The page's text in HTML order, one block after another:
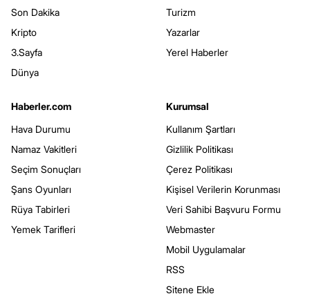
Son Dakika
Kripto
3.Sayfa
Dünya
Turizm
Yazarlar
Yerel Haberler
Haberler.com
Hava Durumu
Namaz Vakitleri
Seçim Sonuçları
Şans Oyunları
Rüya Tabirleri
Yemek Tarifleri
Kurumsal
Kullanım Şartları
Gizlilik Politikası
Çerez Politikası
Kişisel Verilerin Korunması
Veri Sahibi Başvuru Formu
Webmaster
Mobil Uygulamalar
RSS
Sitene Ekle